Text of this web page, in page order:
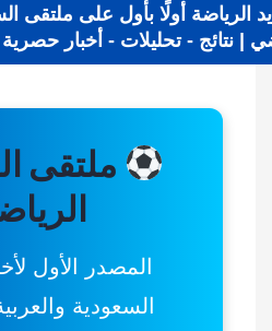
الرياضة أولًا بأول على ملتقى
| نتائج - تحليلات - أخبار
ملتقى
المصدر الأول
السعودية